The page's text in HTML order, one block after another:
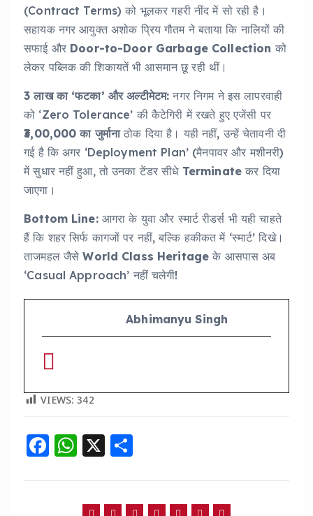
(Contract Terms) को भूलकर गहरी नींद में सो रही है।
सहायक नगर आयुक्त अशोक प्रिय गौतम ने बताया कि नालियों की
सफाई और Door-to-Door Garbage Collection को
लेकर पब्लिक की शिकायतें भी आसमान छू रही थीं।
3 लाख का ‘फटका’ और अल्टीमेटम: नगर निगम ने इस लापरवाही
को ‘Zero Tolerance’ की कैटेगिरी में रखते हुए एजेंसी पर
₹3,00,000 का जुर्मानाठोक दिया है। यही नहीं, उन्हें चेतावनी दी
गई है कि अगर ‘Deployment Plan’ (मैनपावर और मशीनरी)
में सुधार नहीं हुआ, तो उनका टेंडर सीधे Terminate कर दिया
जाएगा।
Bottom Line:आगरा के युवा और स्मार्ट रीडर्स भी यही चाहते
हैं कि शहर सिर्फ कागजों पर नहीं, बल्कि हकीकत में ‘स्मार्ट’ दिखे।
ताजमहल जैसेWorld Class Heritage के आसपास अब
‘Casual Approach’ नहीं चलेगी!
Abhimanyu Singh
VIEWS: 342
F
c
W
a
X
a